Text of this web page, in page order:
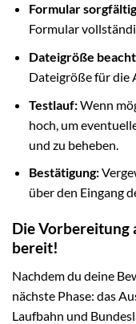
Formular
Formular
Dateigröße
Dateigröße für die
Testlauf:Wenn
hoch, um
und zu beheben.
Bestätigung:
über den Eingang
Die Vorbereitung
bereit!
Nachdem du deine
nächste Phase: das
Laufbahn und